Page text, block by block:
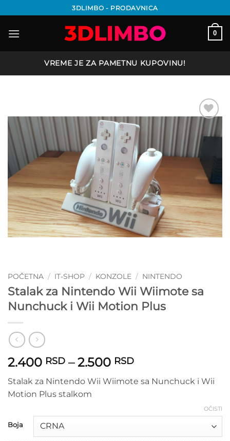
na
sadržaj
3DLIMBO - PRODAVNICA
0
VREME JE ZA PAMETNU KUPOVINU!
Add to
wishlist
POČETNA / IT-SHOP / KONZOLE / NINTENDO
Stalak za Nintendo Wii Wiimote sa
Nunchuck i Wii Motion Plus
2.400 RSD – 2.500 RSDRaspon
od
Stalak za Nintendo Wii Wiimote sa Nunchuck i Wii
Motion Plus stalkom
Boja
OČISTI